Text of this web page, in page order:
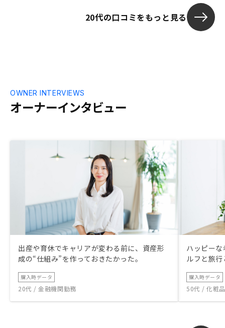
20代の口コミをもっと見る
オーナーインタビュー
OWNER INTERVIEWS
出産や育休でキャリアが変わる前に、資産形
成の“仕組み”を作っておきたかった。
購入時データ
20代 / 金融機関勤務
ハッピー
ルフと旅
購入時データ
50代 / 化粧